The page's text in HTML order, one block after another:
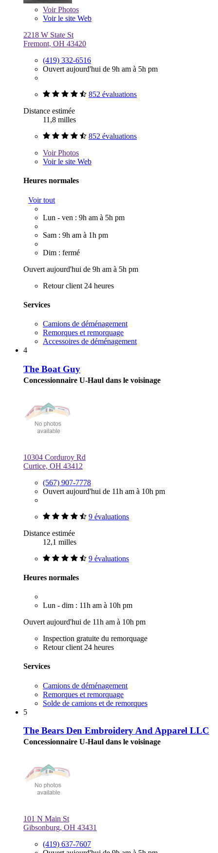
VoirPhotos
Voir le site Web
2218 W State St
Fremont, OH 43420
(419) 332-6516
Ouvert aujourd'hui de 9h am à 5h pm
852 évaluations
Distance estimée
11,8 milles
852 évaluations
VoirPhotos
Voir le site Web
Heures normales
Voir tout
Lun - ven : 9h am à 5h pm
Sam : 9h am à 1h pm
Dim : fermé
Ouvert aujourd'hui de 9h am à 5h pm
Retour client 24 heures
Services
Camions de déménagement
Remorques et remorquage
Accessoires de déménagement
4
The Boat Guy
Concessionnaire U-Haul dans le voisinage
10304 Corduroy Rd
Curtice, OH 43412
(567) 907-7778
Ouvert aujourd'hui de 11h am à 10h pm
9 évaluations
Distance estimée
12,1 milles
9 évaluations
Heures normales
Lun - dim : 11h am à 10h pm
Ouvert aujourd'hui de 11h am à 10h pm
Inspection gratuite du remorquage
Retour client 24 heures
Services
Camions de déménagement
Remorques et remorquage
Solde de camions et de remorques
5
The Bears Den Embroidery And Apparel LLC
Concessionnaire U-Haul dans le voisinage
101 N Main St
Gibsonburg, OH 43431
(419) 637-7607